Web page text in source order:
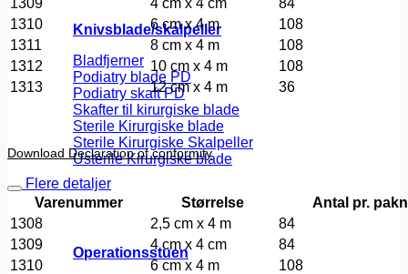
Knivsblade/skalpeller
Bladfjerner
Podiatry blade PD
Podiatry skaft PD
Skafter til kirurgiske blade
Sterile Kirurgiske blade
Sterile Kirurgiske Skalpeller
Usterile Kirurgiske blade
Operationsstuen
1310
6 cm x 4 m
108
1311
8 cm x 4 m
108
1312
10 cm x 4 m
108
1313
12 cm x 4 m 36
Download Declaration of conformity
Flere detaljer
Varenummer
Størrelse
Antal pr.
1308
2,5 cm x 4 m
84
1309
4 cm x 4 cm
84
1310
6 cm x 4 m
108